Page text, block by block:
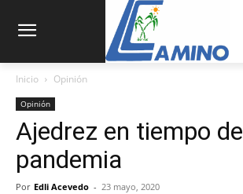
Inicio Opinión
Opinión
Ajedrez en tiempo de
pandemia
Por Edli Acevedo - 23 mayo, 2020